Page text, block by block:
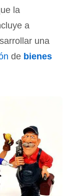
la
a
una
de bienes